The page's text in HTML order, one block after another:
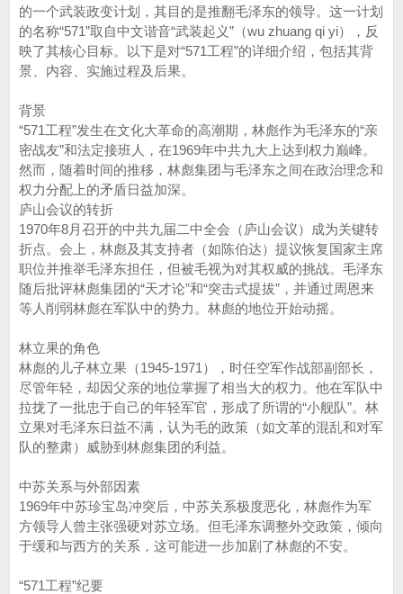
的一个武装政变计划，其目的是推翻毛泽东的领导。这一计划
的名称“571”取自中文谐音“武装起义”（wu zhuang qi yi），反
映了其核心目标。以下是对“571工程”的详细介绍，包括其背
景、内容、实施过程及后果。
背景
“571工程”发生在文化大革命的高潮期，林彪作为毛泽东的“亲
密战友”和法定接班人，在1969年中共九大上达到权力巅峰。
然而，随着时间的推移，林彪集团与毛泽东之间在政治理念和
权力分配上的矛盾日益加深。
庐山会议的转折
1970年8月召开的中共九届二中全会（庐山会议）成为关键转
折点。会上，林彪及其支持者（如陈伯达）提议恢复国家主席
职位并推举毛泽东担任，但被毛视为对其权威的挑战。毛泽东
随后批评林彪集团的“天才论”和“突击式提拔”，并通过周恩来
等人削弱林彪在军队中的势力。林彪的地位开始动摇。
林立果的角色
林彪的儿子林立果（1945-1971），时任空军作战部副部长，
尽管年轻，却因父亲的地位掌握了相当大的权力。他在军队中
拉拢了一批忠于自己的年轻军官，形成了所谓的“小舰队”。林
立果对毛泽东日益不满，认为毛的政策（如文革的混乱和对军
队的整肃）威胁到林彪集团的利益。
中苏关系与外部因素
1969年中苏珍宝岛冲突后，中苏关系极度恶化，林彪作为军
方领导人曾主张强硬对苏立场。但毛泽东调整外交政策，倾向
于缓和与西方的关系，这可能进一步加剧了林彪的不安。
“571工程”纪要